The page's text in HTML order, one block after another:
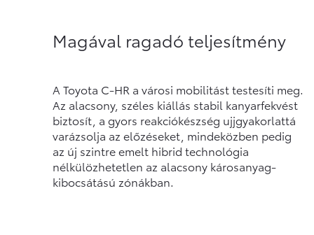
Magával ragadó teljesítmény
A Toyota C-HR a városi mobilitást testesíti meg.
Az alacsony, széles kiállás stabil kanyarfekvést
biztosít, a gyors reakciókészség ujjgyakorlattá
varázsolja az előzéseket, mindeközben pedig
az új szintre emelt hibrid technológia
nélkülözhetetlen az alacsony károsanyag-
kibocsátású zónákban.